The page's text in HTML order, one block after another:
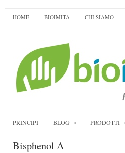
HOME BIOIMITA CHI SIAMO
PRINCIPI BLOG » PRODOTTI
Bisphenol A